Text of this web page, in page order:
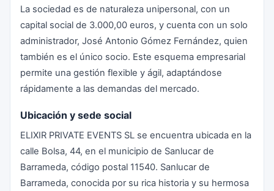
La sociedad es de naturaleza unipersonal, con un
capital social de 3.000,00 euros, y cuenta con un solo
administrador, José Antonio Gómez Fernández, quien
también es el único socio. Este esquema empresarial
permite una gestión flexible y ágil, adaptándose
rápidamente a las demandas del mercado.
Ubicación y sede social
ELIXIR PRIVATE EVENTS SL se encuentra ubicada en la
calle Bolsa, 44, en el municipio de Sanlucar de
Barrameda, código postal 11540. Sanlucar de
Barrameda, conocida por su rica historia y su hermosa